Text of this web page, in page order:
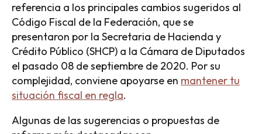
referencia a los principales cambios sugeridos al
Código Fiscal de la Federación, que se
presentaron por la Secretaria de Hacienda y
Crédito Público (SHCP) a la Cámara de Diputados
el pasado 08 de septiembre de 2020. Por su
complejidad, conviene apoyarse en mantener tu
situación fiscal en regla.
Algunas de las sugerencias o propuestas de